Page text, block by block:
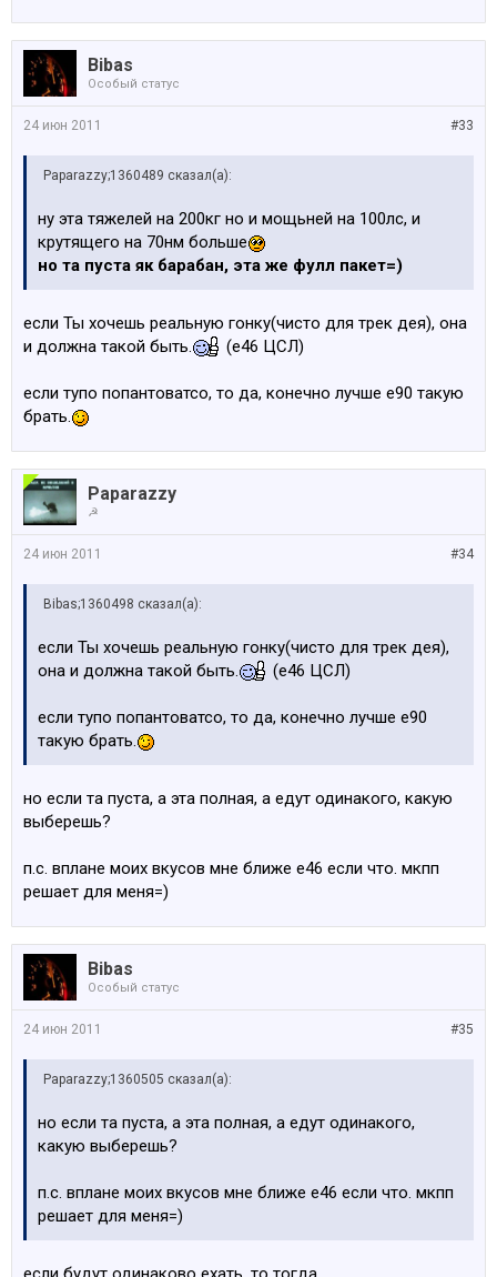
Bibas
Особый статус
#33
24 июн 2011
Paparazzy;1360489 сказал(а):
ну эта тяжелей на 200кг но и мощьней на 100лс, и
крутящего на 70нм больше
но та пуста як барабан, эта же фулл пакет=)
если Ты хочешь реальную гонку(чисто для трек дея), она
и должна такой быть.
(е46 ЦСЛ)
если тупо попантоватсо, то да, конечно лучше е90 такую
брать.
Paparazzy
☭
#34
24 июн 2011
Bibas;1360498 сказал(а):
если Ты хочешь реальную гонку(чисто для трек дея),
она и должна такой быть.
(е46 ЦСЛ)
если тупо попантоватсо, то да, конечно лучше е90
такую брать.
но если та пуста, а эта полная, а едут одинакого, какую
выберешь?
п.с. вплане моих вкусов мне ближе е46 если что. мкпп
решает для меня=)
Bibas
Особый статус
#35
24 июн 2011
Paparazzy;1360505 сказал(а):
но если та пуста, а эта полная, а едут одинакого,
какую выберешь?
п.с. вплане моих вкусов мне ближе е46 если что. мкпп
решает для меня=)